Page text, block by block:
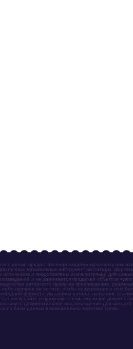
с целью предоставления каждому музыканту нот
музыкальных инструментов (гитары,
и представлены исключительно для
и не занимается продажей объектов
авторского права на произведение,
причине не хотите, чтобы информация о нём
форме) с указанием автора, названия,
нашем сайте и прикрепите к письму копии
документальное подтверждение для
из базы данных в максимально короткие сроки.